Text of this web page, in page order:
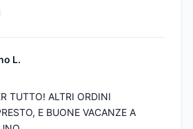
L.
TUTTO! ALTRI ORDINI
E BUONE VACANZE A